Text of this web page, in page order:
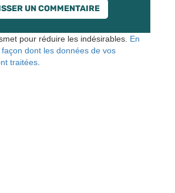
pour réduire les indésirables. En
dont les données de vos
traitées